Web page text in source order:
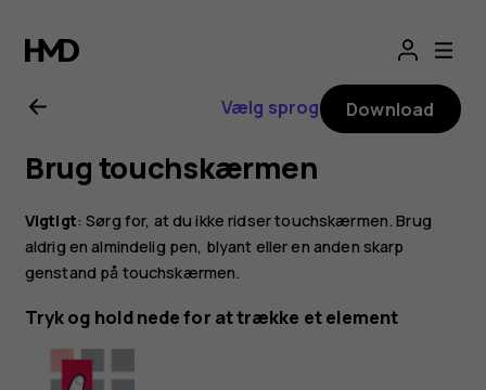
Brugervejledning
til
Nokia
2.1
Vælg sprog Download
Brug touchskærmen
Vigtigt: Sørg for, at du ikke ridser touchskærmen. Brug
aldrig en almindelig pen, blyant eller en anden skarp
genstand på touchskærmen.
Tryk og hold nede for at trække et element